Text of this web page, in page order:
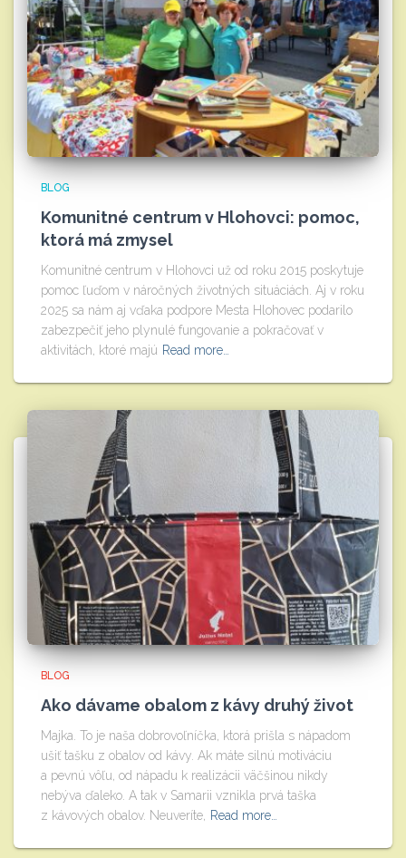
BLOG
Komunitné centrum v Hlohovci: pomoc,
ktorá má zmysel
Komunitné centrum v Hlohovci už od roku 2015 poskytuje
pomoc ľuďom v náročných životných situáciách. Aj v roku
2025 sa nám aj vďaka podpore Mesta Hlohovec podarilo
zabezpečiť jeho plynulé fungovanie a pokračovať v
aktivitách, ktoré majú Read more…
BLOG
Ako dávame obalom z kávy druhý život
Majka. To je naša dobrovoľníčka, ktorá prišla s nápadom
ušiť tašku z obalov od kávy. Ak máte silnú motiváciu
a pevnú vôľu, od nápadu k realizácii väčšinou nikdy
nebýva ďaleko. A tak v Samarii vznikla prvá taška
z kávových obalov. Neuveríte,
Read more…